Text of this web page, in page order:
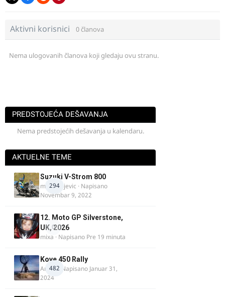
Aktivni korisnici 0 članova
Nema ulogovanih članova koji gledaju ovu stranu.
PREDSTOJEĆA DEŠAVANJA
Nema predstojećih dešavanja u kalendaru.
AKTUELNE TEME
294
Suzuki V-Strom 800
m.milivojevic · Napisano
Novembar 9, 2022
0
12. Moto GP Silverstone,
UK, 2026
mixa · Napisano Pre 19 minuta
482
Kove 450 Rally
AnteK· Napisano Januar 31,
2024